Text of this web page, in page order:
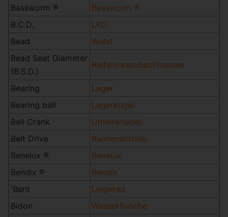
Bassworm ®
Bassworm ®
B.C.D.
LKD
Bead
Wulst
Bead Seat Diameter
(B.S.D.)
Reifeninnendurchmesser
Bearing
Lager
Bearing ball
Lagerkugel
Bell Crank
Umlenkhebel
Belt Drive
Riemenantrieb
Benelux ®
Benelux
Bendix ®
Bendix
'Bent
Liegerad
Bidon
Wasserflasche